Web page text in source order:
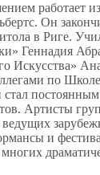
работает
Он
в Риге.
Геннадия
Искусства»
по
постоянным
Артисты
и
многих